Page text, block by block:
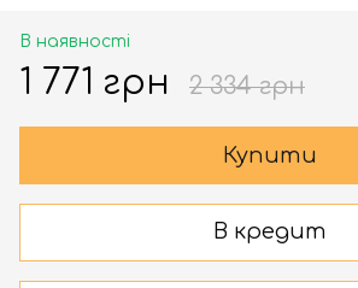
В наявності
1 771 грн 2 334 грн
Купити
В кредит